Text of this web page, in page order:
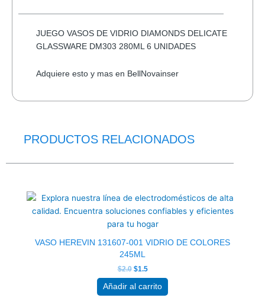
25-
PORTABLE
VARIOS
cantidad
JUEGO VASOS DE VIDRIO DIAMONDS DELICATE
GLASSWARE DM303 280ML 6 UNIDADES
Adquiere esto y mas en BellNovainser
PRODUCTOS RELACIONADOS
VASO HEREVIN 131607-001 VIDRIO DE COLORES
245ML
$2.0
original
era:
$2.0.
$1.5
actual
es:
$1.5.
Añadir al carrito